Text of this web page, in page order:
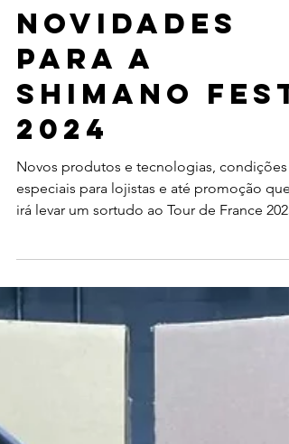
Corsa Bike
Parts
apresenta
novidades
para a
Shimano Fest
especiais para lojistas e até promoção que
irá levar um sortudo ao Tour de France 2025